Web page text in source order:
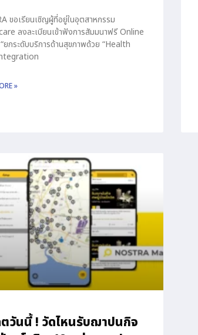
ขอเรียนเชิญผู้ที่อยู่ในอุตสาหกรรม
ลงละเบียนเข้าฟังการสัมมนาฟรี Online
ยกระดับบริการด้านสุขภาพด้วย “Health
»
วันนี้ ! วัดไหนรับฌาปนกิจ